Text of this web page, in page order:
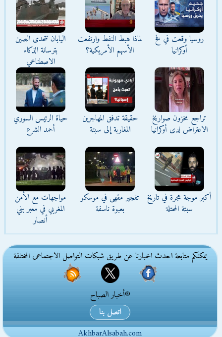
روسيا وقعت في فخ
أوكرانيا
لماذا هبط النفط وارتفعت
الأسهم الأمريكية؟
اليابان تتحدى الصين
بترسانة الذكاء
الاصطناعي
تراجع مخزون صواريخ
الاعتراض لدى أوكرانيا
حقيقة تدفق المهاجرين
المغاربة إلى سبتة
حياة الرئيس السوري
أحمد الشرع
أكبر موجة هجرة في تاريخ
سبتة المحتلة
تفجير مقهى في موسكو
بعبوة ناسفة
مواجهات مع الأمن
المغربي في معبر بني
أنصار
يمكنكم متابعة احدث اخبارنا عن طريق شبكات التواصل الاجتماعى المختلفة
®أخبار الصباح
اتصل بنا
AkhbarAlsabah.com